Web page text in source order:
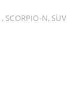
, SCORPIO-N, SUV